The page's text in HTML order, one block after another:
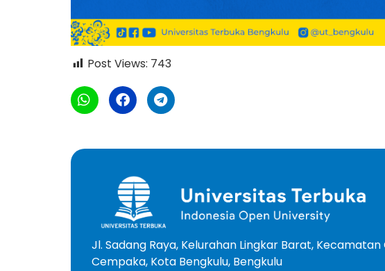
Post Views: 743
Jl. Sadang Raya, Kelurahan Lingkar Barat, Kecamatan
Cempaka, Kota Bengkulu, Bengkulu